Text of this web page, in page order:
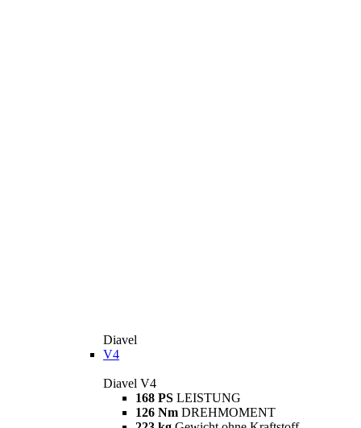
Diavel
V4
Diavel V4
168 PS LEISTUNG
126 Nm DREHMOMENT